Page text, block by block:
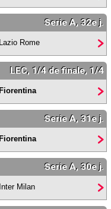
Serie A, 32e j.
Lazio Rome
LEC, 1/4 de finale, 1/4
Fiorentina
Serie A, 31e j.
Fiorentina
Serie A, 30e j.
Inter Milan